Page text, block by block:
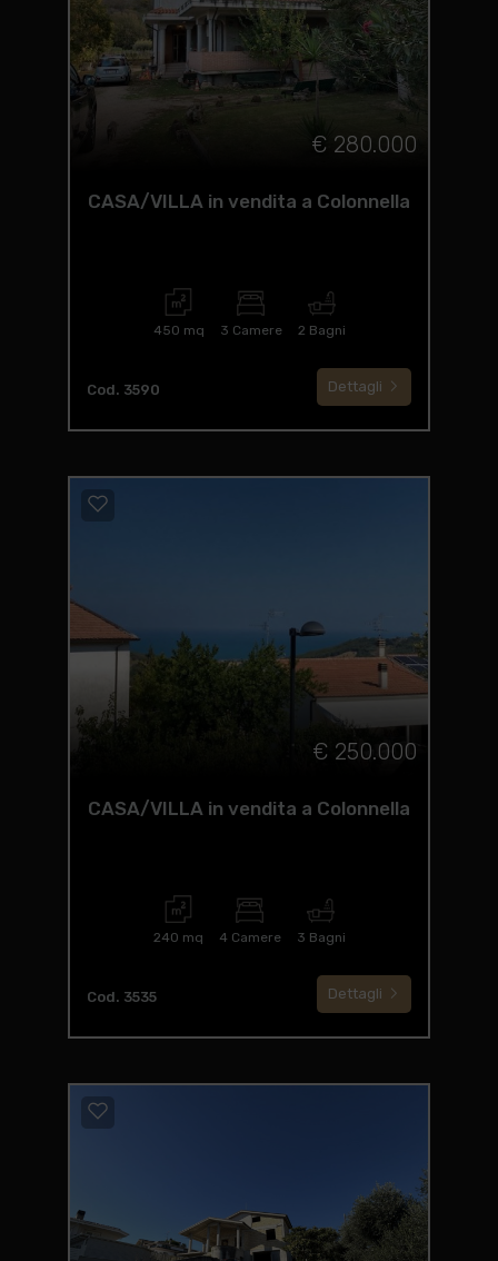
€ 280.000
CASA/VILLA in vendita a Colonnella
450 mq 3 Camere 2 Bagni
Cod. 3590 Dettagli
€ 250.000
CASA/VILLA in vendita a Colonnella
240 mq 4 Camere 3 Bagni
Cod. 3535 Dettagli